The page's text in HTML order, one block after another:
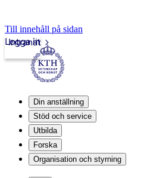
Till innehåll på sidan
Intranät
Logga in
Din anställning
Stöd och service
Utbilda
Forska
Organisation och styrning